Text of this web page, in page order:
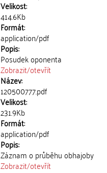
Velikost:
414.6Kb
Formát:
application/pdf
Popis:
Posudek oponenta
Zobrazit/otevřít
Název:
120500777.pdf
Velikost:
231.9Kb
Formát:
application/pdf
Popis:
Záznam o průběhu obhajoby
Zobrazit/otevřít